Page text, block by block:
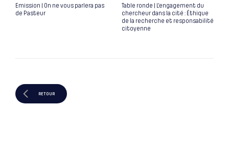
Emission | On ne vous parlera pas
de Pasteur
Table ronde | L’engagement du
chercheur dans la cité : Éthique
de la recherche et responsabilité
citoyenne
RETOUR